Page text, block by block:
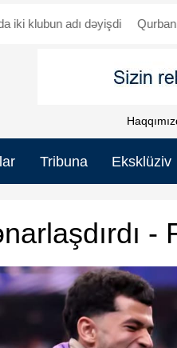
dəyişdi Qurban Qurbanov:
Tribuna Eksklüziv
-